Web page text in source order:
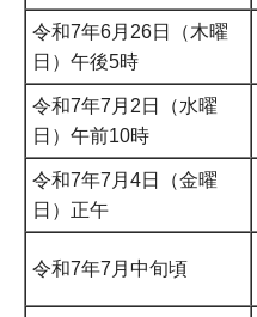
令和7年6月26日（木曜
日）午後5時
令和7年7月2日（水曜
日）午前10時
令和7年7月4日（金曜
日）正午
令和7年7月中旬頃